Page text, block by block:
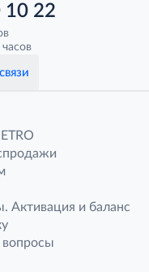
10 22
Активация и баланс
вопросы